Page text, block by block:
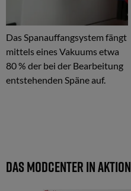
Das Spanauffangsystem fängt
mittels eines Vakuums etwa
80 % der bei der Bearbeitung
entstehenden Späne auf.
Das MODCENTER in Aktion